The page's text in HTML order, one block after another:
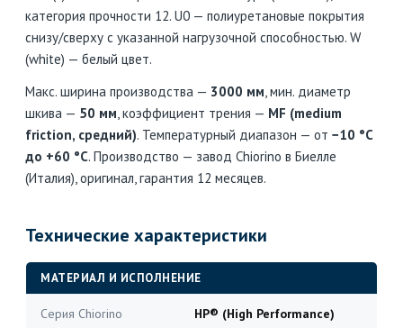
категория прочности 12. U0 — полиуретановые покрытия
снизу/сверху с указанной нагрузочной способностью. W
(white) — белый цвет.
Макс. ширина производства — 3000 мм, мин. диаметр
шкива — 50 мм, коэффициент трения — MF (medium
friction, средний). Температурный диапазон — от −10 °C
до +60 °C. Производство — завод Chiorino в Биелле
(Италия), оригинал, гарантия 12 месяцев.
Технические характеристики
МАТЕРИАЛ И ИСПОЛНЕНИЕ
Серия Chiorino HP® (High Performance)